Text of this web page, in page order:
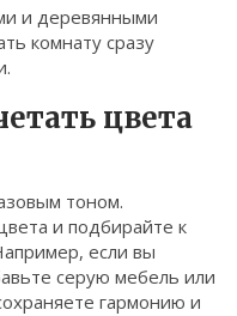
и деревянными
комнату сразу
цвета
тоном.
и подбирайте к
если вы
серую мебель или
гармонию и